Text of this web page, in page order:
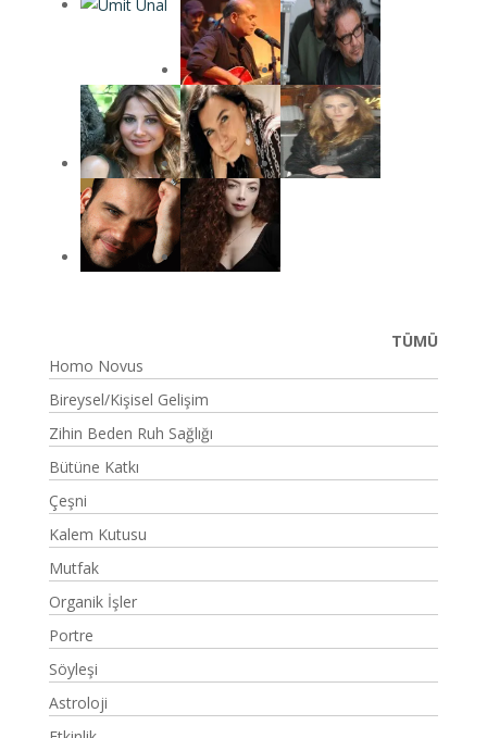
TÜMÜ
Homo Novus
Bireysel/Kişisel Gelişim
Zihin Beden Ruh Sağlığı
Bütüne Katkı
Çeşni
Kalem Kutusu
Mutfak
Organik İşler
Portre
Söyleşi
Astroloji